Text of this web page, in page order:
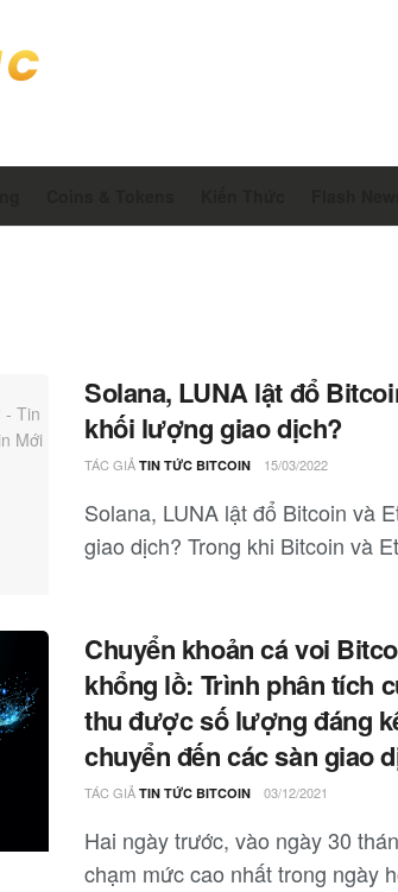
Solana, LUNA lật đổ
khối lượng giao dịch?
TÁC GIẢ TIN TỨC BITCOIN 15/03/2022
Solana, LUNA lật đổ Bitcoin và
giao dịch? Trong khi Bitcoin và
Chuyển khoản cá voi
khổng lồ: Trình phân tích
thu được số lượng đáng
chuyển đến các sàn giao
TÁC GIẢ TIN TỨC BITCOIN 03/12/2021
Hai ngày trước, vào ngày 30
chạm mức cao nhất trong ngày